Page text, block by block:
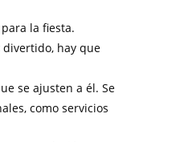
la fiesta.
hay que
se ajusten a él. Se
como servicios